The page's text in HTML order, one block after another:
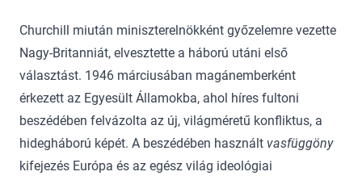
Churchill miután miniszterelnökként győzelemre vezette
Nagy-Britanniát, elvesztette a háború utáni első
választást. 1946 márciusában magánemberként
érkezett az Egyesült Államokba, ahol híres fultoni
beszédében felvázolta az új, világméretű konfliktus, a
hidegháború képét. A beszédében használt vasfüggöny
kifejezés Európa és az egész világ ideológiai